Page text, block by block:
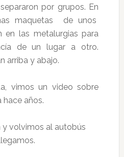
por grupos. En
maquetas de unos
en las metalurgias para
de un lugar a otro.
arriba y abajo.
vimos un video sobre
años.
y volvimos al autobús